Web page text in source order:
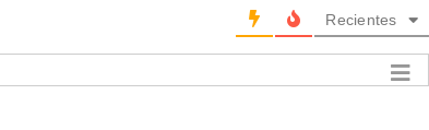
Recientes